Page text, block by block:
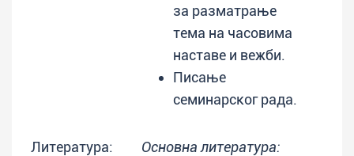
за разматрање
тема на часовима
наставе и вежби.
Писање
семинарског рада.
Литература:
Основна литература: